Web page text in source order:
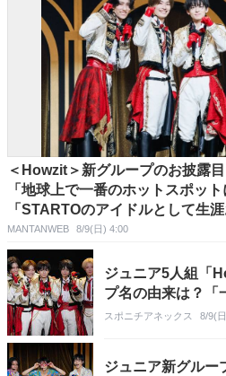
＜Howzit＞新グループのお披露
「地球上で一番のホットスポッ
「STARTOのアイドルとして生涯
MANTANWEB 8/9(日) 4:00
ジュニア5人組「
プ名の由来は？「
スポニチアネックス 8/9(
ジュニア新グル